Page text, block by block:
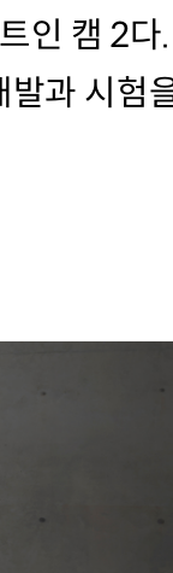
인 캠 2다
과 시험